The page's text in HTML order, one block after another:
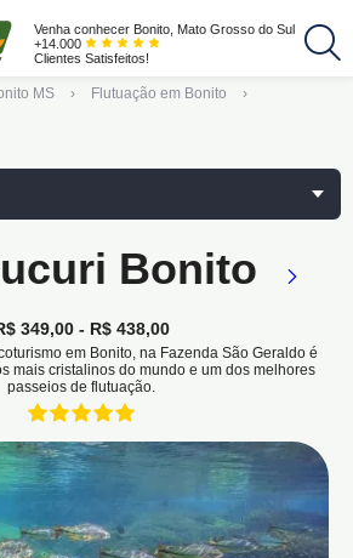
Venha conhecer Bonito, Mato Grosso do Sul
+14.000
Clientes Satisfeitos!
MS
Flutuação em Bonito
Bonito
349,00 - R$ 438,00
em Bonito, na Fazenda São Geraldo é
mais cristalinos do mundo e um dos melhores
passeios de flutuação.